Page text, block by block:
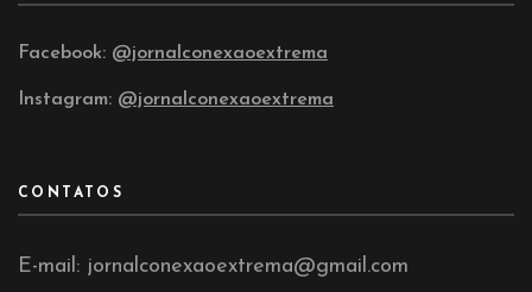
Facebook: @jornalconexaoextrema
Instagram: @jornalconexaoextrema
CONTATOS
E-mail: jornalconexaoextrema@gmail.com